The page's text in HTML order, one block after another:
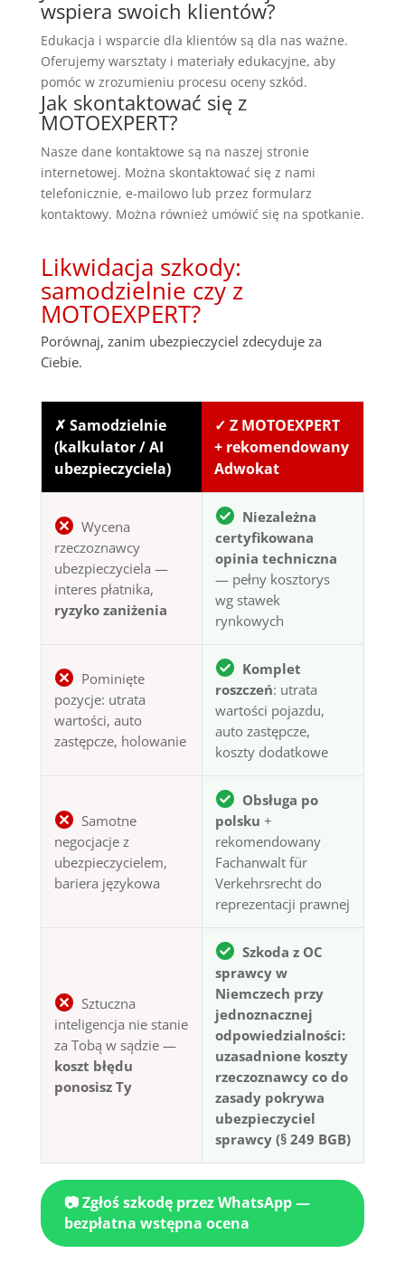
wspiera swoich klientów?
Edukacja i wsparcie dla klientów są dla nas ważne.
Oferujemy warsztaty i materiały edukacyjne, aby
pomóc w zrozumieniu procesu oceny szkód.
Jak skontaktować się z
MOTOEXPERT?
Nasze dane kontaktowe są na naszej stronie
internetowej. Można skontaktować się z nami
telefonicznie, e-mailowo lub przez formularz
kontaktowy. Można również umówić się na spotkanie.
Likwidacja szkody:
samodzielnie czy z
MOTOEXPERT?
Porównaj, zanim ubezpieczyciel zdecyduje za
Ciebie.
✗ Samodzielnie
(kalkulator / AI
ubezpieczyciela)
✓ Z MOTOEXPERT
+ rekomendowany
Adwokat
Wycena
rzeczoznawcy
ubezpieczyciela —
interes płatnika,
ryzyko zaniżenia
Niezależna
certyfikowana
opinia techniczna
— pełny kosztorys
wg stawek
rynkowych
Pominięte
pozycje: utrata
wartości, auto
zastępcze, holowanie
Komplet
roszczeń: utrata
wartości pojazdu,
auto zastępcze,
koszty dodatkowe
Samotne
negocjacje z
ubezpieczycielem,
bariera językowa
Obsługa po
polsku +
rekomendowany
Fachanwalt für
Verkehrsrecht do
reprezentacji prawnej
Sztuczna
inteligencja nie stanie
za Tobą w sądzie —
koszt błędu
ponosisz Ty
Szkoda z OC
sprawcy w
Niemczech przy
jednoznacznej
odpowiedzialności:
uzasadnione koszty
rzeczoznawcy co do
zasady pokrywa
ubezpieczyciel
sprawcy (§ 249 BGB)
📷 Zgłoś szkodę przez WhatsApp —
bezpłatna wstępna ocena